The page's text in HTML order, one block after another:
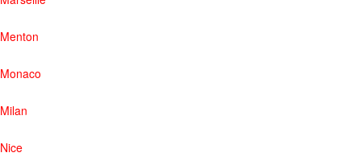
Menton
Monaco
Milan
Nice